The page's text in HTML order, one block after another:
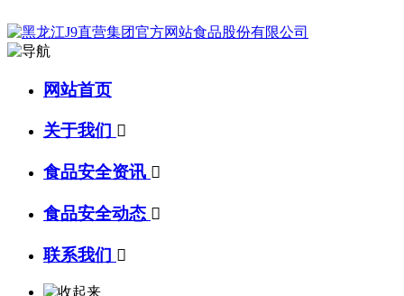
网站首页
关于我们 
食品安全资讯 
食品安全动态 
联系我们 